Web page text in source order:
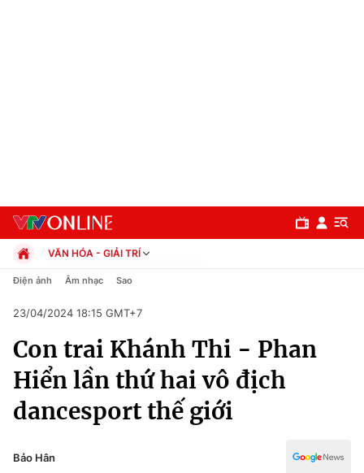
Chuyên mục
Chính trị
Xã hội
Pháp luật
VĂN HÓA - GIẢI TRÍ
Chính trị
Pháp luật
Kinh tế
Thể thao
Truyền hình
Văn hóa - Giải trí
Điện ảnh Âm nhạc Sao
23/04/2024 18:15 GMT+7
Con trai Khánh Thi - Phan
Hiển lần thứ hai vô địch
dancesport thế giới
Bảo Hân